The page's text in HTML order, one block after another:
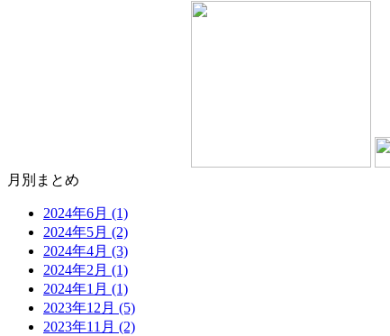
月別まとめ
2024年6月 (1)
2024年5月 (2)
2024年4月 (3)
2024年2月 (1)
2024年1月 (1)
2023年12月 (5)
2023年11月 (2)